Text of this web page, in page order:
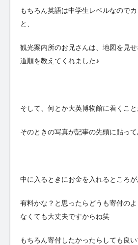
もちろん英語は中学生レベルなので
と、
観光案内所のお兄さんは、地図を見
道順を教えてくれました♪
そして、何とか大英博物館に着くこと
そのときの写真が記事の先頭に貼って
中に入るときにお金を入れるところが
有料かな？と思ったらどうも寄付の
なくても大丈夫ですからね笑
もちろん寄付したかったらしても良い